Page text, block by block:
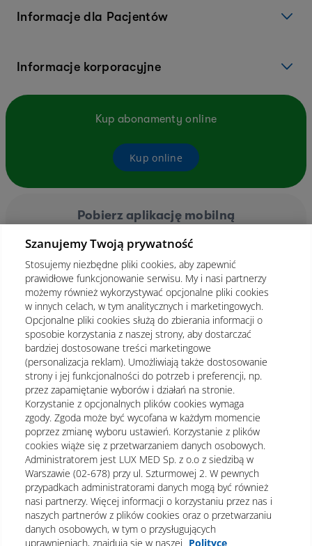
Informacje dla Pacjentów
Informacje korporacyjne
Kup abonamenty online
Kup online
Pobierz aplikację mobilną
Polityka prywatności Notka prawna
Dane osobowe Mapa strony
Oświadczenie o dostępności
Szanujemy Twoją prywatność
Stosujemy niezbędne pliki cookies, aby zapewnić
prawidłowe funkcjonowanie serwisu. My i nasi partnerzy
możemy również wykorzystywać opcjonalne pliki cookies
w innych celach, w tym analitycznych i marketingowych.
Opcjonalne pliki cookies służą do zbierania informacji o
sposobie korzystania z naszej strony, aby dostarczać
bardziej dostosowane treści marketingowe
(personalizacja reklam). Umożliwiają także dostosowanie
strony i jej funkcjonalności do potrzeb i preferencji, np.
przez zapamiętanie wyborów i działań na stronie.
Korzystanie z opcjonalnych plików cookies wymaga
zgody. Zgoda może być wycofana w każdym momencie
poprzez zmianę wyboru ustawień. Korzystanie z plików
cookies wiąże się z przetwarzaniem danych osobowych.
Administratorem jest LUX MED Sp. z o.o z siedzibą w
Warszawie (02-678) przy ul. Szturmowej 2. W pewnych
przypadkach administratorami danych mogą być również
nasi partnerzy. Więcej informacji o korzystaniu przez nas i
naszych partnerów z plików cookies oraz o przetwarzaniu
danych osobowych, w tym o przysługujących
uprawnieniach, znajdują się w naszej Polityce